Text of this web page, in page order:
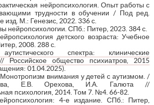
нейропсихология. Опыт работы с
трудности в обучении / Под ред.
М.: Генезис, 2022. 336 с.
нейропсихологии. СПб.: Питер, 2023. 384 с.
детского возраста: Учебное
2008. 288 с.
спектра: клинические
Российское общество психиатров, 2015
01.04.2025).
внимания у детей с аутизмом. /
Е.В. Орехова, И.А. Галюта //
психология, 2014. Том 7. №4. 66-82.
4-е издание. СПб.: Питер,